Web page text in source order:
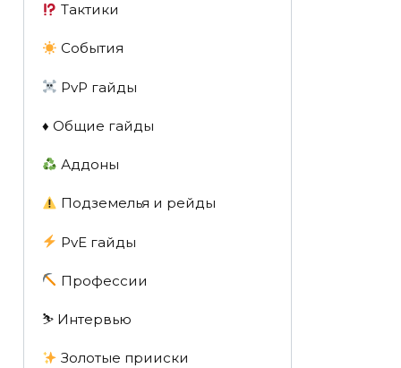
Тактики
События
PvP гайды
♦️ Общие гайды
Аддоны
Подземелья и рейды
PvE гайды
Профессии
⛷️ Интервью
Золотые прииски